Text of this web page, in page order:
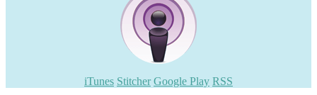
iTunes Stitcher Google Play RSS